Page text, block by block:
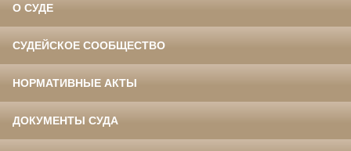
О СУДЕ
СУДЕЙСКОЕ СООБЩЕСТВО
НОРМАТИВНЫЕ АКТЫ
ДОКУМЕНТЫ СУДА